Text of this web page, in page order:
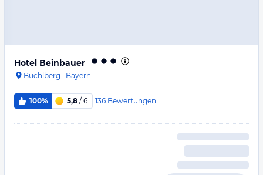
Hotel Beinbauer
Büchlberg · Bayern
100% 5,8 / 6 136 Bewertungen